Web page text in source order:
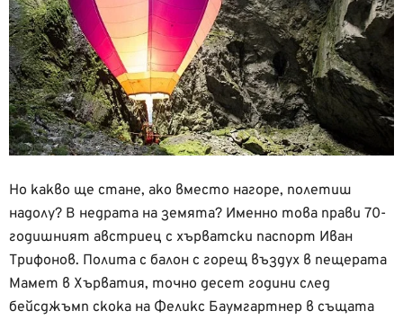
Но какво ще стане, ако вместо нагоре, полетиш
надолу? В недрата на земята? Именно това прави 70-
годишният австриец с хърватски паспорт Иван
Трифонов. Полита с балон с горещ въздух в пещерата
Мамет в Хърватия, точно десет години след
бейсджъмп скока на Феликс Баумгартнер в същата